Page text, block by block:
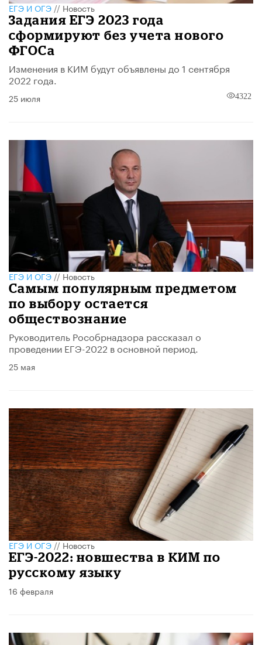
ЕГЭ И ОГЭ//Новость
Задания ЕГЭ 2023 года
сформируют без учета нового
ФГОСа
Изменения в КИМ будут объявлены до 1 сентября
2022 года.
25 июля 4322
ЕГЭ И ОГЭ//Новость
Самым популярным предметом
по выбору остается
обществознание
Руководитель Рособрнадзора рассказал о
проведении ЕГЭ-2022 в основной период.
25 мая
ЕГЭ И ОГЭ//Новость
ЕГЭ-2022: новшества в КИМ по
русскому языку
16 февраля